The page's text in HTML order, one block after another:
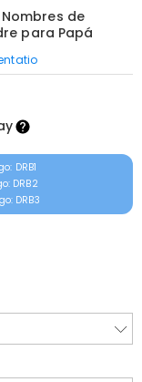
de
para Papá
DRB1
DRB2
DRB3